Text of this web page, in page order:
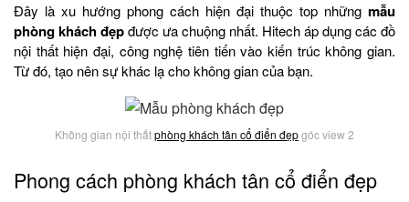
Đây là xu hướng phong cách hiện đại thuộc top những mẫu
phòng khách đẹpđược ưa chuộng nhất. Hitech áp dụng các đồ
nội thất hiện đại, công nghệ tiên tiến vào kiến trúc không gian.
Từ đó, tạo nên sự khác lạ cho không gian của bạn.
Không gian nội thấtphòng khách tân cổ điển đẹpgóc view 2
Phong cách phòng khách tân cổ điển đẹp